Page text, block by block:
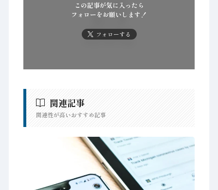
この記事が気に入ったら
フォローをお願いします！
フォローする
関連記事
関連性が高いおすすめ記事